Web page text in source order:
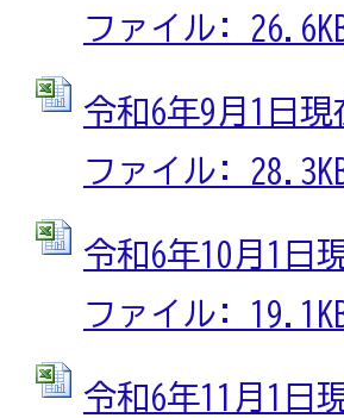
ファイル:
令和6年9月1日
ファイル:
令和6年10月1日
ファイル:
令和6年11月1日